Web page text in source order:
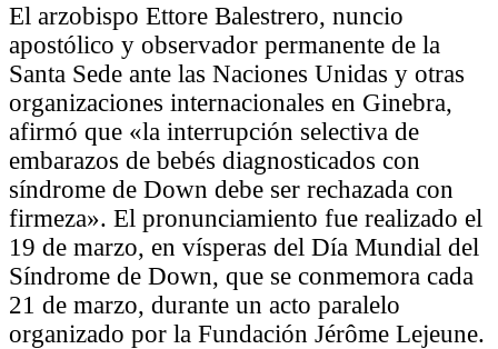
El arzobispo Ettore Balestrero, nuncio
apostólico y observador permanente de la
Santa Sede ante las Naciones Unidas y otras
organizaciones internacionales en Ginebra,
afirmó que «la interrupción selectiva de
embarazos de bebés diagnosticados con
síndrome de Down debe ser rechazada con
firmeza». El pronunciamiento fue realizado el
19 de marzo, en vísperas del Día Mundial del
Síndrome de Down, que se conmemora cada
21 de marzo, durante un acto paralelo
organizado por la Fundación Jérôme Lejeune.